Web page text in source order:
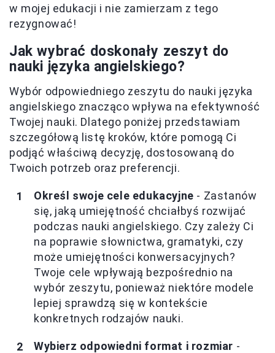
w mojej edukacji i nie zamierzam z tego
rezygnować!
Jak wybrać doskonały zeszyt do
nauki języka angielskiego?
Wybór odpowiedniego zeszytu do nauki języka
angielskiego znacząco wpływa na efektywność
Twojej nauki. Dlatego poniżej przedstawiam
szczegółową listę kroków, które pomogą Ci
podjąć właściwą decyzję, dostosowaną do
Twoich potrzeb oraz preferencji.
Określ swoje cele edukacyjne - Zastanów
się, jaką umiejętność chciałbyś rozwijać
podczas nauki angielskiego. Czy zależy Ci
na poprawie słownictwa, gramatyki, czy
może umiejętności konwersacyjnych?
Twoje cele wpływają bezpośrednio na
wybór zeszytu, ponieważ niektóre modele
lepiej sprawdzą się w kontekście
konkretnych rodzajów nauki.
Wybierz odpowiedni format i rozmiar -